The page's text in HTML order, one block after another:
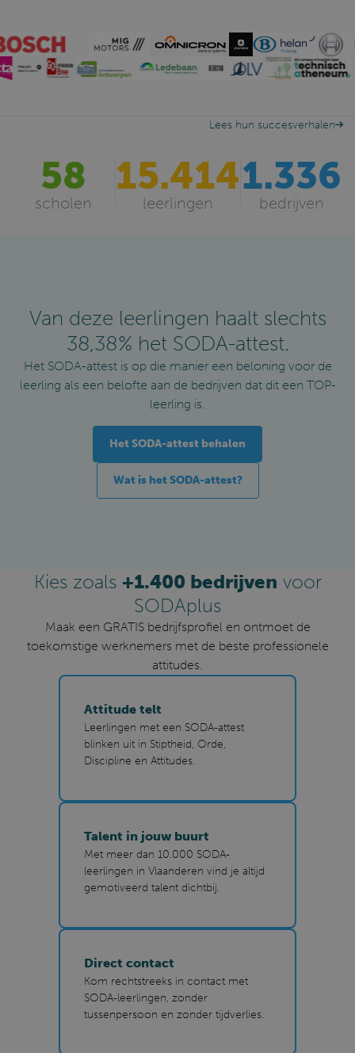
Lees hun succesverhalen
58
scholen
15.414
leerlingen
1.336
bedrijven
Van deze leerlingen haalt slechts
38,38% het SODA-attest.
Het SODA-attest is op die manier een beloning voor de
leerling als een belofte aan de bedrijven dat dit een TOP-
leerling is.
Het SODA-attest behalen
Wat is het SODA-attest?
Kies zoals +1.400 bedrijven voor
SODAplus
Maak een GRATIS bedrijfsprofiel en ontmoet de
toekomstige werknemers met de beste professionele
attitudes.
Attitude telt
Leerlingen met een SODA-attest
blinken uit in Stiptheid, Orde,
Discipline en Attitudes.
Talent in jouw buurt
Met meer dan 10.000 SODA-
leerlingen in Vlaanderen vind je altijd
gemotiveerd talent dichtbij.
Direct contact
Kom rechtstreeks in contact met
SODA-leerlingen, zonder
tussenpersoon en zonder tijdverlies.